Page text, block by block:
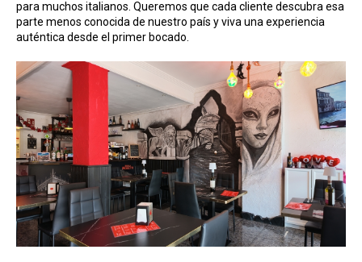
para muchos italianos. Queremos que cada cliente descubra esa
parte menos conocida de nuestro país y viva una experiencia
auténtica desde el primer bocado.